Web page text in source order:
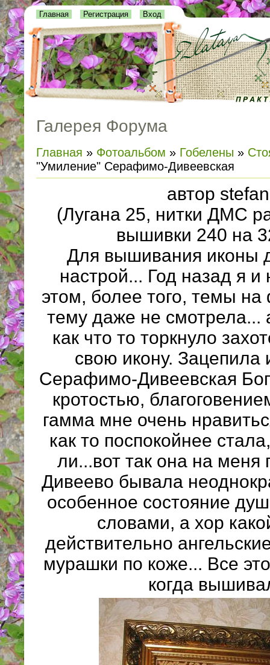
Главная Регистрация Вход
Галерея Форума
Главная » Фотоальбом » Гобелены »
"Умиление" Серафимо-Дивеевская
автор
(Лугана 25, нитки ДМС
вышивки 240 на
Для вышивания иконы
настрой... Год назад я
этом, более того, темы на
тему даже не смотрела...
как что то торкнуло
свою икону. Зацепила
Серафимо-Дивеевская
кротостью,
гамма мне очень
как то поспокойнее
ли...вот так она на меня
Дивеево бывала
особенное состояние
словами, а хор
действительно
мурашки по коже... Все
когда